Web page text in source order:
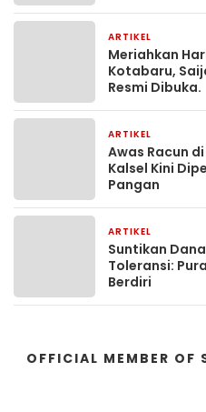
ARTIKEL
Meriahkan
Kotabaru,
Resmi Dibuka.
ARTIKEL
Awas Racun
Kalsel Kini
Pangan
ARTIKEL
Suntikan
Toleransi:
Berdiri
OFFICIAL MEMBER OF